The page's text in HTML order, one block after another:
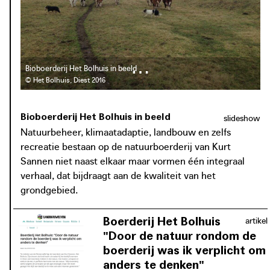
volledige voederautonomie. In ruil voor het grondgebruik
beantwoordt het Bolhuis aan de ecologische
beheersnoden van Natuurpunt. Volgens Kurt Sannen, die
ook als zelfstandig consultant advies verleent aan lokale
overheden, landbouwers en havenbesturen, wordt zo’n
‘meerlagig’ landschap, een landschap gekenmerkt door de
combinatie en verweving van verschillende types
Bolhuis toont dat natuurbeheer, klimaatadaptie, landbouw,
en zelfs recreatie één integraal en rendabel verhaal
kunnen vormen.
Bioboerderij Het Bolhuis in beeld
© Het Bolhuis, Diest 2016
slideshow
Bioboerderij Het Bolhuis in beeld
Natuurbeheer, klimaatadaptie, landbouw en zelfs
recreatie bestaan op de natuurboerderij van Kurt
Sannen niet naast elkaar maar vormen één integraal
verhaal, dat bijdraagt aan de kwaliteit van het
grondgebied.
artikel
Boerderij Het Bolhuis
"Door de natuur rondom de
boerderij was ik verplicht om
anders te denken"